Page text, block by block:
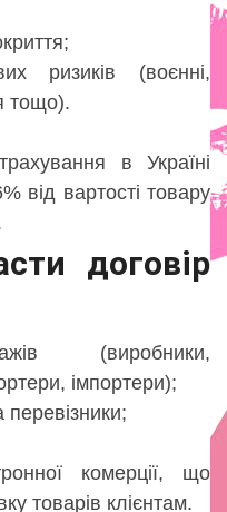
ризиків (воєнні,
тощо).
в Україні
від вартості товару
договір
(виробники,
імпортери);
перевізники;
комерції, що
товарів клієнтам.